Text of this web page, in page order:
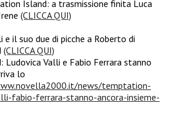
Island: a trasmissione finita Luca
(CLICCA QUI)
e il suo due di picche a Roberto di
(CLICCA QUI)
Ludovica Valli e Fabio Ferrara stanno
lo
news/temptation-
fabio-ferrara-stanno-ancora-insieme-